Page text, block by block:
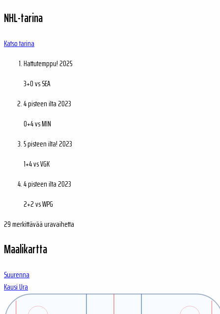
NHL-tarina
Katso tarina
Hattutemppu!2025
3+0 vs SEA
4 pisteen ilta2023
0+4 vs MIN
5 pisteen ilta!2023
1+4 vs VGK
4 pisteen ilta2023
2+2 vs WPG
29 merkittävää uravaihetta
Maalikartta
Suurenna
KausiUra